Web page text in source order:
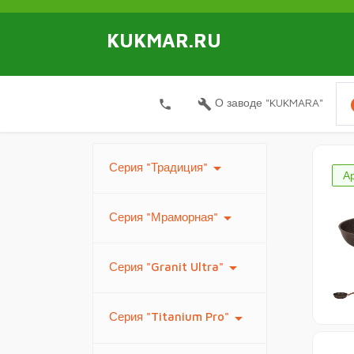
KUKMAR.RU
local_phone build О заводе "KUKMARA"
Серия "Традиция" arrow_drop_down
Серия "Мраморная" arrow_drop_down
Серия "Granit Ultra" arrow_drop_down
Серия "Titanium Pro" arrow_drop_down